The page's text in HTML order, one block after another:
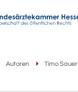
Autoren Timo Sauer